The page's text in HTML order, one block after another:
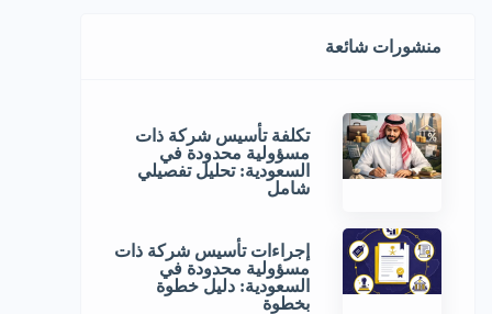
منشورات شائعة
تكلفة تأسيس شركة ذات
مسؤولية محدودة في
السعودية: تحليل تفصيلي
شامل
إجراءات تأسيس شركة ذات
مسؤولية محدودة في
السعودية: دليل خطوة
بخطوة